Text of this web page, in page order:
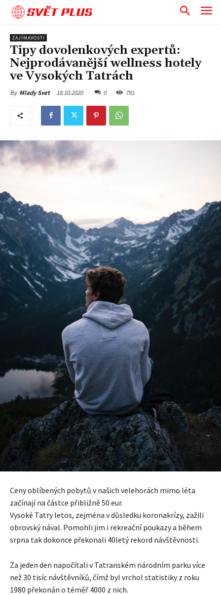
SVĚT PLUS
ZAJÍMAVOSTI
Tipy dovolenkových expertů:
Nejprodávanější wellness hotely
ve Vysokých Tatrách
By Mlady Svet 18.10.2020 0 791
Ceny oblíbených pobytů v našich velehorách mimo léta
začínají na částce přibližně 50 eur.
Vysoké Tatry letos, zejména v důsledku koronakrízy, zažili
obrovský nával. Pomohli jim i rekreační poukazy a během
srpna tak dokonce překonali 40letý rekord návštěvnosti.
Za jeden den napočítali v Tatranském národním parku více
než 30 tisíc návštěvníků, čímž byl vrchol statistiky z roku
1980 překonán o téměř 4000 z nich.